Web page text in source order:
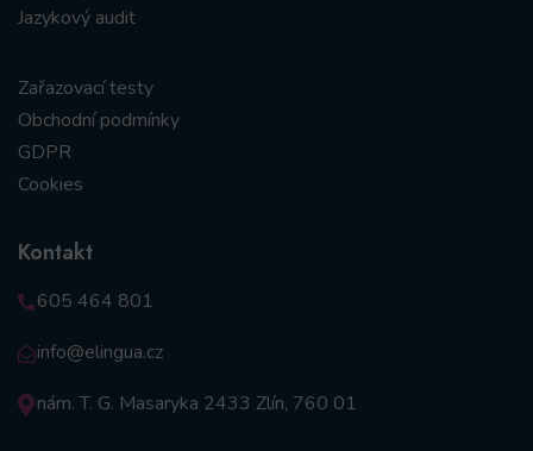
Jazykový audit
Zařazovací testy
Obchodní podmínky
GDPR
Cookies
Kontakt
605 464 801
info@elingua.cz
nám. T. G. Masaryka 2433 Zlín, 760 01